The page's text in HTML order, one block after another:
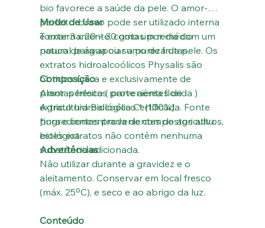
bio favorece a saúde da pele. O amor-
perfeito-bravo pode ser utilizado interna
e externamente, como um remédio
natural para apoiar a pureza da pele. Os
extratos hidroalcoólicos Physalis são
obtidos única e exclusivamente de
plantas frescas provenientes de
Agricultura Biológica Certificada. Fonte
pura e concentrada de compostos ativos,
estes extratos não contêm nenhuma
substância adicionada.
Modo de Usar
Tomar 3 x 20 – 30 gotas por dia com um
pouco de água ou sumo de frutas.
Composição
Amor-perfeito ( parte aérea florida )
extrato hidroalcoólico * (100%).
*ingredientes provenientes de agricultura
biológica.
Advertências
Não utilizar durante a gravidez e o
aleitamento. Conservar em local fresco
(máx. 25ºC), e seco e ao abrigo da luz.
Conteúdo